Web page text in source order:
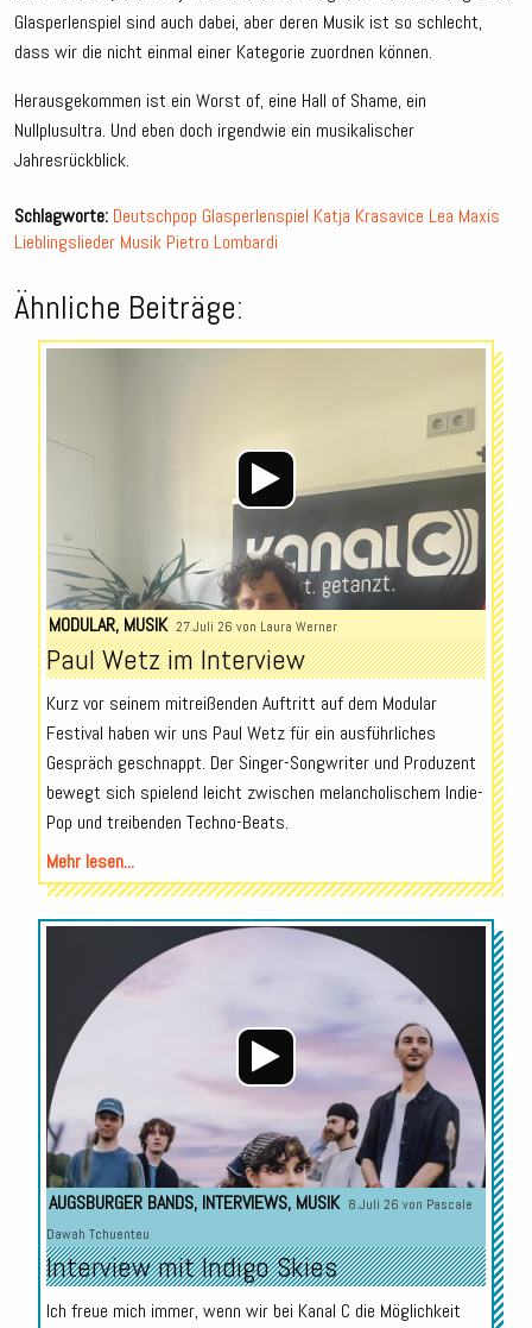
Glasperlenspiel sind auch dabei, aber deren Musik ist so schlecht,
dass wir die nicht einmal einer Kategorie zuordnen können.
Herausgekommen ist ein Worst of, eine Hall of Shame, ein
Nullplusultra. Und eben doch irgendwie ein musikalischer
Jahresrückblick.
Schlagworte: Deutschpop Glasperlenspiel Katja Krasavice Lea Maxis
Lieblingslieder Musik Pietro Lombardi
Ähnliche Beiträge:
Audio-
Player
MODULAR, MUSIK 27.Juli 26 von Laura Werner
Paul Wetz im Interview
Kurz vor seinem mitreißenden Auftritt auf dem Modular
Festival haben wir uns Paul Wetz für ein ausführliches
Gespräch geschnappt. Der Singer-Songwriter und Produzent
bewegt sich spielend leicht zwischen melancholischem Indie-
Pop und treibenden Techno-Beats.
Mehr lesen...
Audio-
Player
AUGSBURGER BANDS, INTERVIEWS, MUSIK 8.Juli 26 von Pascale
Dawah Tchuenteu
Interview mit Indigo Skies
Ich freue mich immer, wenn wir bei Kanal C die Möglichkeit